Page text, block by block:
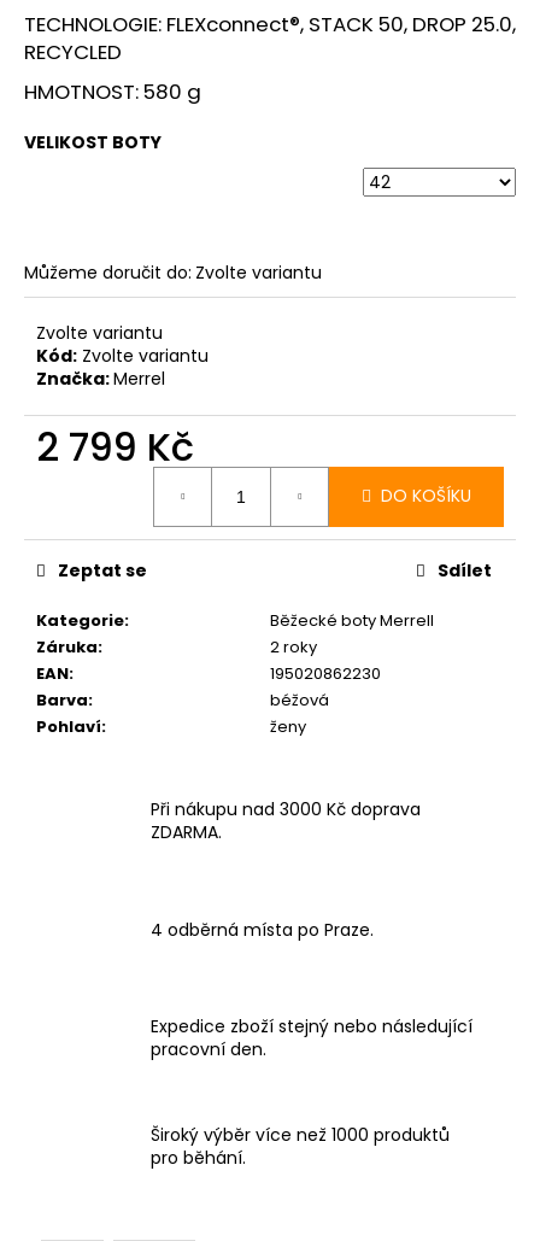
TECHNOLOGIE: FLEXconnect®, STACK 50, DROP 25.0,
RECYCLED
HMOTNOST: 580 g
VELIKOST BOTY
Můžeme doručit do: Zvolte variantu
Zvolte variantu
Kód: Zvolte variantu
Značka:Merrel
2 799 Kč
DO KOŠÍKU
Kategorie:
Běžecké boty Merrell
Záruka:
2 roky
EAN:
195020862230
Barva:
béžová
Pohlaví: ženy
Zeptat se Sdílet
Při nákupu nad 3000 Kč doprava
ZDARMA.
4 odběrná místa po Praze.
Expedice zboží stejný nebo následující
pracovní den.
Široký výběr více než 1000 produktů
pro běhání.